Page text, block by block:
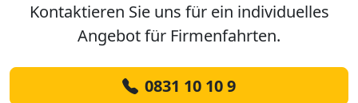
Kontaktieren Sie uns für ein individuelles
Angebot für Firmenfahrten.
0831 10 10 9